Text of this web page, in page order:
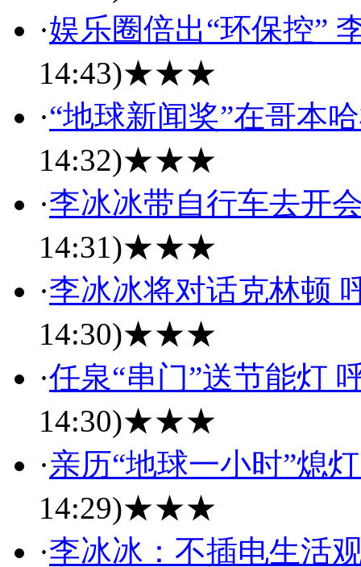
·娱乐圈倍出“环保控”
14:43)★★★
·“地球新闻奖”在哥本
14:32)★★★
·李冰冰带自行车去开
14:31)★★★
·李冰冰将对话克林顿
14:30)★★★
·任泉“串门”送节能灯
14:30)★★★
·亲历“地球一小时”熄
14:29)★★★
·李冰冰：不插电生活